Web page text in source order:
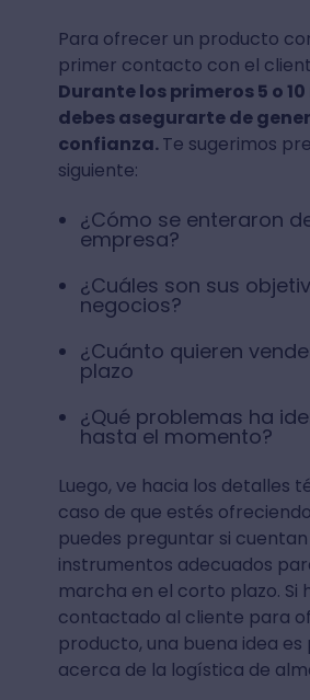
Para ofrecer un producto
primer contacto con el
Durante los primeros 5 o
debes asegurarte de
confianza.Te sugerimos
siguiente:
¿Cómo se enteraron
empresa?
¿Cuáles son sus
negocios?
¿Cuánto quieren
plazo
¿Qué problemas ha
hasta el momento?
Luego, ve hacia los detalles
caso de que estés
puedes preguntar si
instrumentos adecuados
marcha en el corto plazo. Si
contactado al cliente para
producto, una buena idea
acerca de la logística de